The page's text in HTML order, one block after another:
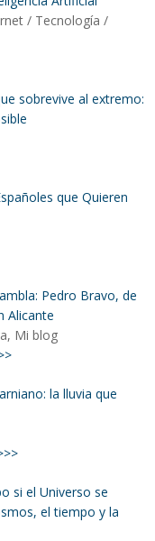
/ Tecnología /
sobrevive al extremo:
que Quieren
Pedro Bravo, de
Alicante
Mi blog
la lluvia que
si el Universo se
el tiempo y la